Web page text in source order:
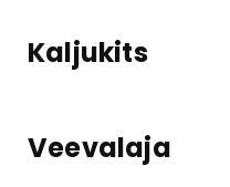
Kaljukits
Veevalaja